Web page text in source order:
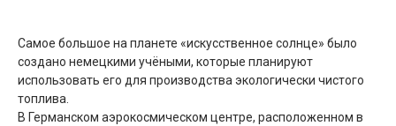
Самое большое на планете «искусственное солнце» было
создано немецкими учёными, которые планируют
использовать его для производства экологически чистого
топлива.
В Германском аэрокосмическом центре, расположенном в